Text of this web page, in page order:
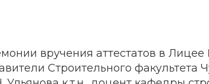
вручения аттестатов в
Строительного факультета